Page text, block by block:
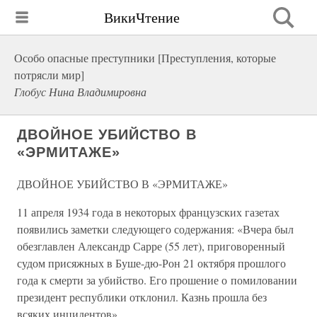
ВикиЧтение
Особо опасные преступники [Преступления, которые
потрясли мир]
Глобус Нина Владимировна
ДВОЙНОЕ УБИЙСТВО В
«ЭРМИТАЖЕ»
ДВОЙНОЕ УБИЙСТВО В «ЭРМИТАЖЕ»
11 апреля 1934 года в некоторых французских газетах
появились заметки следующего содержания: «Вчера был
обезглавлен Александр Сарре (55 лет), приговоренный
судом присяжных в Буше-дю-Рон 21 октября прошлого
года к смерти за убийство. Его прошение о помиловании
президент республики отклонил. Казнь прошла без
всяких инцидентов».